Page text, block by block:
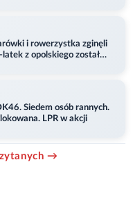
i rowerzystka zginęli
z opolskiego został
Siedem osób rannych.
LPR w akcji
→